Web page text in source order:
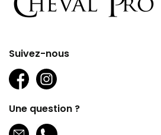
Suivez-nous
Une question ?